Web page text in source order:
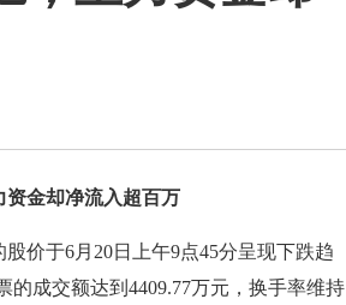
金却净流入超百万
于6月20日上午9点45分呈现下跌趋
的成交额达到4409.77万元，换手率维持
京东工业自有品牌签约首批专